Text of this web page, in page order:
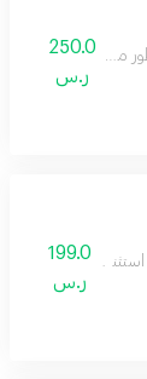
مبيعاً، جُمعت
250.0
ر.س
المميزة بسعر خاص. فرصة رائعة للاستمتاع
199.0
ر.س